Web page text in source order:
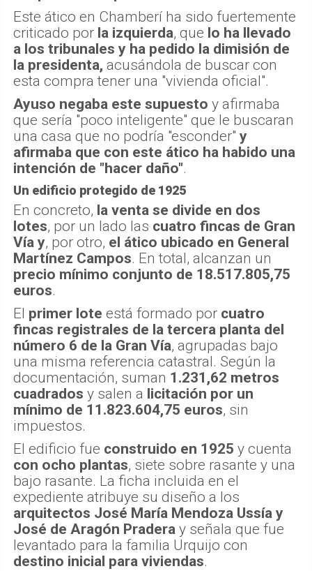
Este ático en Chamberí ha sido fuertemente
criticado por la izquierda, que lo ha llevado
a los tribunales y ha pedido la dimisión de
la presidenta, acusándola de buscar con
esta compra tener una "vivienda oficial".
Ayuso negaba este supuesto y afirmaba
que sería "poco inteligente" que le buscaran
una casa que no podría "esconder" y
afirmaba que con este ático ha habido una
intención de "hacer daño".
Un edificio protegido de 1925
En concreto, la venta se divide en dos
lotes, por un lado las cuatro fincas de Gran
Vía y, por otro, el ático ubicado en General
Martínez Campos. En total, alcanzan un
precio mínimo conjunto de 18.517.805,75
euros.
El primer lote está formado por cuatro
fincas registrales de la tercera planta del
número 6 de la Gran Vía, agrupadas bajo
una misma referencia catastral. Según la
documentación, suman 1.231,62 metros
cuadrados y salen a licitación por un
mínimo de 11.823.604,75 euros, sin
impuestos.
El edificio fue construido en 1925 y cuenta
con ocho plantas, siete sobre rasante y una
bajo rasante. La ficha incluida en el
expediente atribuye su diseño a los
arquitectos José María Mendoza Ussía y
José de Aragón Pradera y señala que fue
levantado para la familia Urquijo con
destino inicial para viviendas.